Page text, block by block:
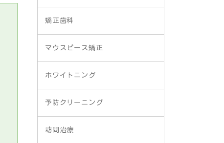
矯正歯科
マウスピース矯正
ホワイトニング
予防クリーニング
訪問治療